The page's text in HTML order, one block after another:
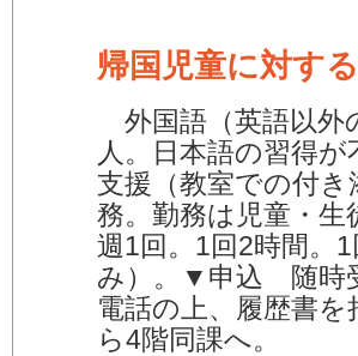
帰国児童に対す
外国語（英語以外
人。日本語の習得
支援（教室での付
務。勤務は児童・生
週1回。1回2時間。
み）。▼申込 随時
電話の上、履歴書
ら4階同課へ。